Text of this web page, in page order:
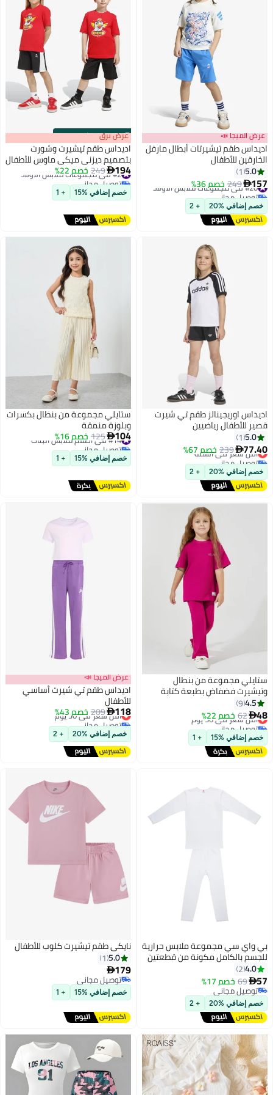
عرض الميجا 📣
اديداس طقم تيشيرتات أبطال مارفل
الخارقين للأطفال
5.0
1
157
249 خصم 36% #20 في مجموعات ملابس الأولاد
توصيل مجاني
#20 في مجموعات ملابس الأولاد
خصم إضافي %20 + 2
00m:00s
·باقي 100% عرض برق
اديداس طقم تيشيرت وشورت
بتصميم ديزني ميكي ماوس للأطفال
194
249 خصم 22% #2 في مجموعات ملابس الأولاد
توصيل مجاني
#2 في مجموعات ملابس الأولاد
خصم إضافي %15 + 1
اديداس اوريجينالز طقم تي شيرت
قصير للأطفال رياضيين
5.0
1
77.40
239 خصم 67%
أقل سعر في السنة
توصيل مجاني
أقل سعر في السنة
خصم إضافي %20 + 2
ستايلي مجموعة من بنطال بكسرات
وبلوزة منمقة
104
125 خصم 16% #14 في اطقم ملابس البنات
توصيل مجاني
#14 في اطقم ملابس البنات
خصم إضافي %15 + 1
ستايلي مجموعة من بنطال
وتيشيرت فضفاض بطبعة كتابة
4.5
9
48
62 خصم 22%
أقل سعر في 30 يوم
توصيل مجاني
أقل سعر في 30 يوم
خصم إضافي %15 + 1
عرض الميجا 📣
اديداس طقم تي شيرت أساسي
للأطفال
118
209 خصم 43%
أقل سعر في 30 يوم
توصيل مجاني
أقل سعر في 30 يوم
خصم إضافي %20 + 2
بي واي سي مجموعة ملابس حرارية
للجسم بالكامل مكونة من قطعتين
أبيض
4.0
2
57
69 خصم 17%
توصيل مجاني
توصيل مجاني
خصم إضافي %20 + 2
نايكي طقم تيشيرت كلوب للأطفال
5.0
1
179
توصيل مجاني
توصيل مجاني
خصم إضافي %15 + 1